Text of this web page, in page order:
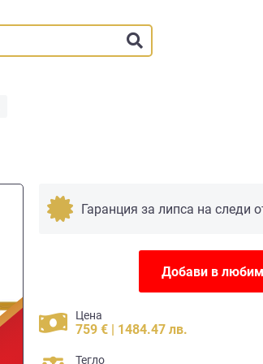
Гаранция за липса на следи
Добави в
Цена
759 € | 1484.47 лв.
Тегло